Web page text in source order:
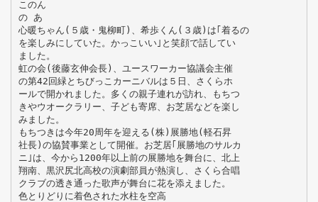
このん
の あ
心暖ちゃん(５歳・鬼柳町)、希歩くん(３歳)は｢着るの
を楽しみにしていた。かっこいい｣と笑顔で話してい
ました。
虹の会(後藤玄伸会長)、ユースワーカー協議会主催
の第42回緑とちびっこカーニバルは５日、さくらホ
ールで開かれました。多くの親子連れが訪れ、もちつ
きやウオークラリー、子ども寄席、お芝居などを楽し
みました。
もちつきは今年20周年を迎える(株)展勝地(軽石昇
社長)の協賛事業として開催。お芝居｢展勝地のサルカ
ニ｣は、今から1200年以上前の展勝地を舞台に、北上
翔南、黒沢尻北高校の演劇部員が熱演し、さくら合唱
クラブの透き通った歌声が舞台に花を添えました。
色とりどりに着色された水柱を空高